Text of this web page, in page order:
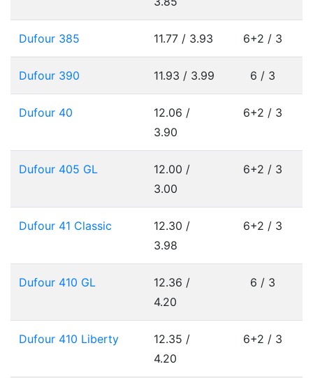
Dufour 385 11.77 / 3.93 6+2 / 3
Dufour 390 11.93 / 3.99 6 / 3
Dufour 40
12.06 /
3.90
6+2 / 3
Dufour 405 GL
12.00 /
3.00
6+2 / 3
Dufour 41 Classic
12.30 /
3.98
6+2 / 3
Dufour 410 GL
12.36 /
4.20
6 / 3
Dufour 410 Liberty
12.35 /
4.20
6+2 / 3